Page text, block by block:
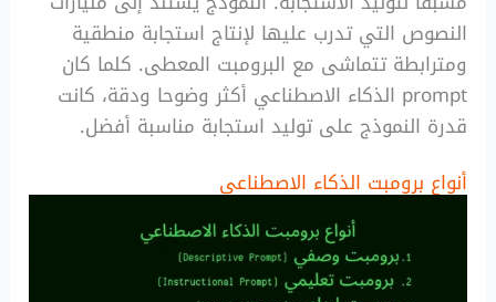
النصوص التي تدرب عليها لإنتاج استجابة منطقية
ومترابطة تتماشى مع البرومبت المعطى. كلما كان
prompt الذكاء الاصطناعي أكثر وضوحا ودقة، كانت
قدرة النموذج على توليد استجابة مناسبة أفضل.
أنواع برومبت الذكاء الاصطناعي